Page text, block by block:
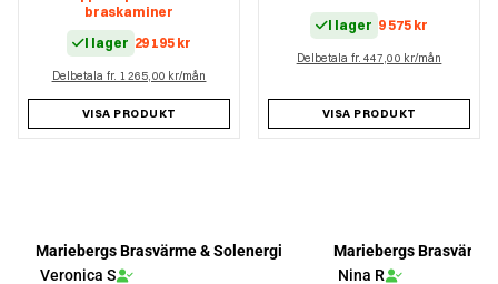
braskaminer
I lager 29 195 kr
Delbetala fr. 1 265,00 kr/mån
VISA PRODUKT
I lager 9 575 kr
Delbetala fr. 447,00 kr/mån
VISA PRODUKT